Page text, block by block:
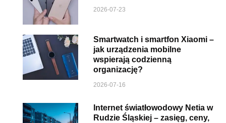
2026-07-23
Smartwatch i smartfon Xiaomi –
jak urządzenia mobilne
wspierają codzienną
organizację?
2026-07-16
Internet światłowodowy Netia w
Rudzie Śląskiej – zasięg, ceny,